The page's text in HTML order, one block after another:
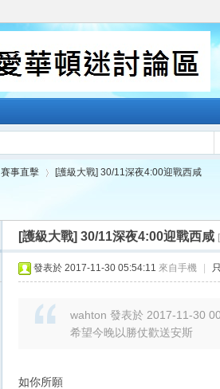
賽事直擊
›
[護級大戰] 30/11深夜4:00迎戰西咸
[護級大戰] 30/11深夜4:00迎戰西咸
發表於 2017-11-30 05:54:11 來自手機
wahton 發表於 2017-11-30
希望今晚以勝仗歡送安斯
如你所願